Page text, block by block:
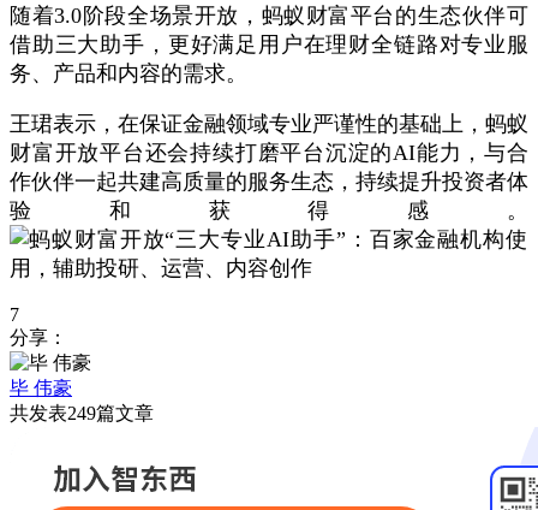
随着3.0阶段全场景开放，蚂蚁财富平台的生态伙伴可
借助三大助手，更好满足用户在理财全链路对专业服
务、产品和内容的需求。
王珺表示，在保证金融领域专业严谨性的基础上，蚂蚁
财富开放平台还会持续打磨平台沉淀的AI能力，与合
作伙伴一起共建高质量的服务生态，持续提升投资者体
验和获得感。
7
分享：
毕 伟豪
共发表249篇文章